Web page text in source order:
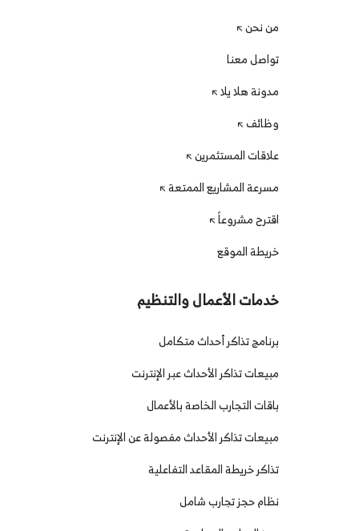
من نحن
تواصل معنا
مدونة هلا يلا
وظائف
علاقات المستثمرين
مسرعة المشاريع الممتعة
اقترح مشروعاً
خريطة الموقع
خدمات الأعمال والتنظيم
برنامج تذاكر أحداث متكامل
مبيعات تذاكر الأحداث عبر الإنترنت
باقات التجارب الخاصة بالأعمال
مبيعات تذاكر الأحداث مفصولة عن الإنترنت
تذاكر خريطة المقاعد التفاعلية
نظام حجز تجارب شامل